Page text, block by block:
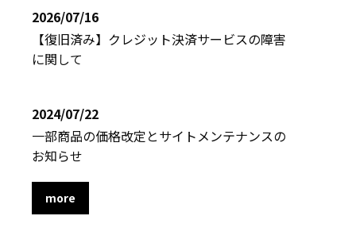
2026/07/16
【復旧済み】クレジット決済サービスの障害
に関して
2024/07/22
一部商品の価格改定とサイトメンテナンスの
お知らせ
more